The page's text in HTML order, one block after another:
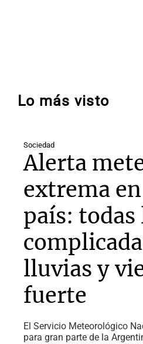
Lo más visto
Sociedad
Alerta
extrema
país: todas
lluvias y
fuerte
El Servicio Meteorológico
para gran parte de la